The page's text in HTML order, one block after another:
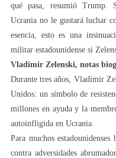
qué pasa, resumió Trump.
Ucrania no le gustará luchar
esencia, esto es una
militar estadounidense si
Vladímir Zelenski, notas
Durante tres años, Vladímir
Unidos: un símbolo de
millones en ayuda y la
autoinfligida en Ucrania.
Para muchos
contra adversidades